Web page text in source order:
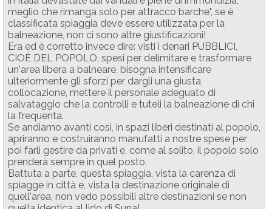
meglio che rimanga solo per attracco barche", se è
classificata spiaggia deve essere utilizzata per la
balneazione, non ci sono altre giustificazioni!
Era ed è corretto invece dire: visti i denari PUBBLICI,
CIOÈ DEL POPOLO, spesi per delimitare e trasformare
un'area libera a balneare, bisogna intensificare
ulteriormente gli sforzi per dargli una giusta
collocazione, mettere il personale adeguato di
salvataggio che la controlli e tuteli la balneazione di chi
la frequenta.
Se andiamo avanti così, in spazi liberi destinati al popolo,
apriranno e costruiranno manufatti a nostre spese per
poi farli gestire da privati e, come al solito, il popolo solo
prenderà sempre in quel posto.
Battuta a parte, questa spiaggia, vista la carenza di
spiagge in città e, vista la destinazione originale di
quell'area, non vedo possibili altre destinazioni se non